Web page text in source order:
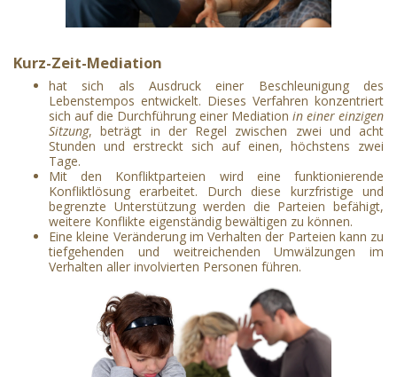
Kurz-Zeit-Mediation
hat sich als Ausdruck einer Beschleunigung des
Lebenstempos entwickelt. Dieses Verfahren konzentriert
sich auf die Durchführung einer Mediation in einer einzigen
Sitzung, beträgt in der Regel zwischen zwei und acht
Stunden und erstreckt sich auf einen, höchstens zwei
Tage.
Mit den Konfliktparteien wird eine funktionierende
Konfliktlösung erarbeitet. Durch diese kurzfristige und
begrenzte Unterstützung werden die Parteien befähigt,
weitere Konflikte eigenständig bewältigen zu können.
Eine kleine Veränderung im Verhalten der Parteien kann zu
tiefgehenden und weitreichenden Umwälzungen im
Verhalten aller involvierten Personen führen.